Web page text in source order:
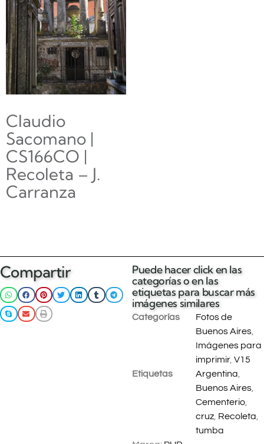
Claudio
Sacomano |
CS166CO |
Recoleta – J.
Carranza
Añadir al
carrito
Compartir
Puede hacer click en las
categorías o en las
etiquetas para buscar más
imágenes similares
Categorías
Fotos de
Buenos Aires,
Imágenes para
imprimir, V15
Etiquetas
Argentina,
Buenos Aires,
Cementerio,
cruz, Recoleta,
tumba